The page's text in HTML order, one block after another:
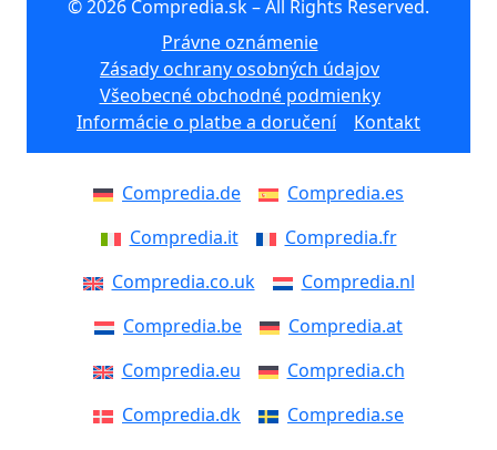
© 2026 Compredia.sk – All Rights Reserved.
Právne oznámenie
Zásady ochrany osobných údajov
Všeobecné obchodné podmienky
Informácie o platbe a doručení
Kontakt
Compredia.de
Compredia.es
Compredia.it
Compredia.fr
Compredia.co.uk
Compredia.nl
Compredia.be
Compredia.at
Compredia.eu
Compredia.ch
Compredia.dk
Compredia.se